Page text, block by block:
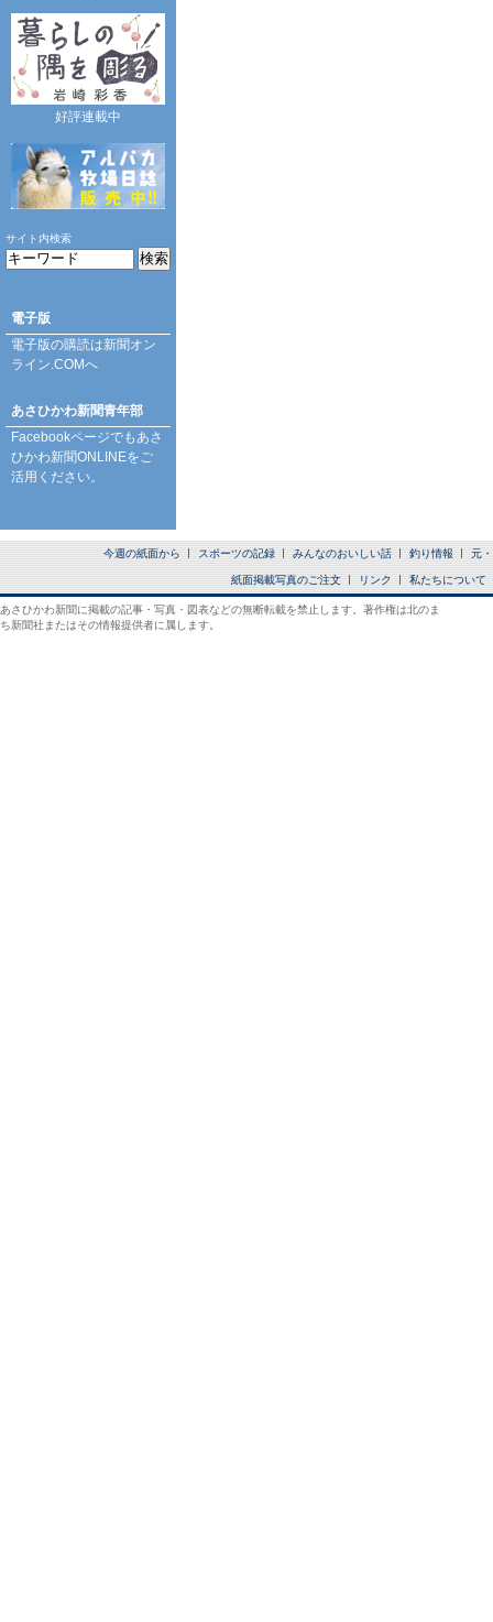
好評連載中
サイト内検索
電子版
電子版の購読は新聞オン
ライン.COMへ
あさひかわ新聞青年部
Facebookページでもあさ
ひかわ新聞ONLINEをご
活用ください。
今週の紙面から スポーツの記録 みんなのおいしい話 釣り情報 元
紙面掲載写真のご注文 リンク 私たちについて
あさひかわ新聞に掲載の記事・写真・図表などの無断転載を禁止します。著作権は北のま
ち新聞社またはその情報提供者に属します。